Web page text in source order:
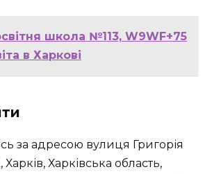
школа №113, W9WF+75
в Харкові
за адресою вулиця Григорія
Харківська область,